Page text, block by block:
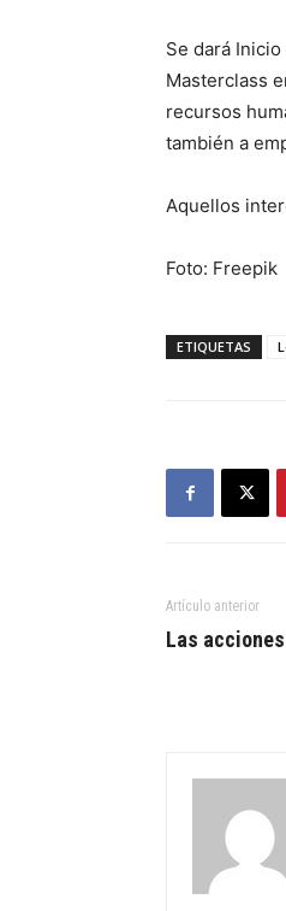
Se dará
Masterclass
recursos
también a
Aquellos
Foto: Freepik
ETIQUETAS
Artículo anterior
Las